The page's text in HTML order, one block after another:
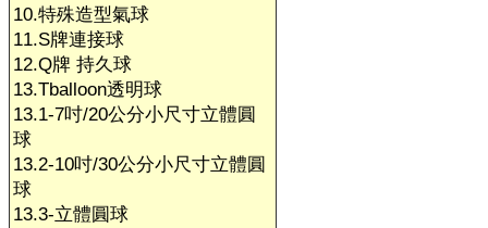
10.特殊造型氣球
11.S牌連接球
12.Q牌 持久球
13.Tballoon透明球
13.1-7吋/20公分小尺寸立體圓
球
13.2-10吋/30公分小尺寸立體圓
球
13.3-立體圓球